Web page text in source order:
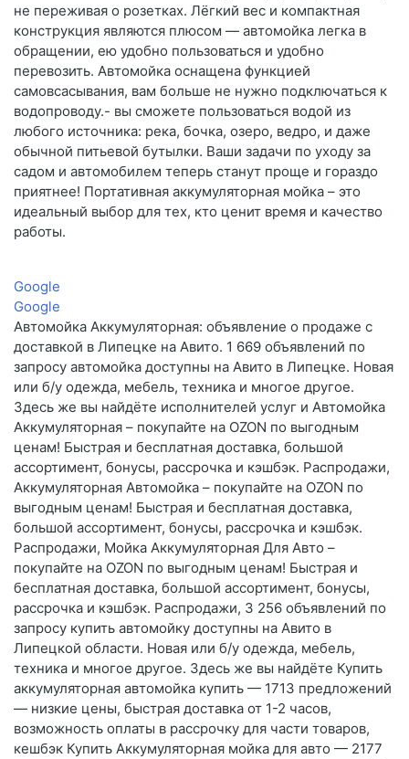
не переживая о розетках. Лёгкий вес и компактная
конструкция являются плюсом — автомойка легка в
обращении, ею удобно пользоваться и удобно
перевозить. Автомойка оснащена функцией
самовсасывания, вам больше не нужно подключаться к
водопроводу.- вы сможете пользоваться водой из
любого источника: река, бочка, озеро, ведро, и даже
обычной питьевой бутылки. Ваши задачи по уходу за
садом и автомобилем теперь станут проще и гораздо
приятнее! Портативная аккумуляторная мойка – это
идеальный выбор для тех, кто ценит время и качество
работы.
Google
Google
Автомойка Аккумуляторная: объявление о продаже с
доставкой в Липецке на Авито. 1 669 объявлений по
запросу автомойка доступны на Авито в Липецке. Новая
или б/у одежда, мебель, техника и многое другое.
Здесь же вы найдёте исполнителей услуг и Автомойка
Аккумуляторная – покупайте на OZON по выгодным
ценам! Быстрая и бесплатная доставка, большой
ассортимент, бонусы, рассрочка и кэшбэк. Распродажи,
Аккумуляторная Автомойка – покупайте на OZON по
выгодным ценам! Быстрая и бесплатная доставка,
большой ассортимент, бонусы, рассрочка и кэшбэк.
Распродажи, Мойка Аккумуляторная Для Авто –
покупайте на OZON по выгодным ценам! Быстрая и
бесплатная доставка, большой ассортимент, бонусы,
рассрочка и кэшбэк. Распродажи, 3 256 объявлений по
запросу купить автомойку доступны на Авито в
Липецкой области. Новая или б/у одежда, мебель,
техника и многое другое. Здесь же вы найдёте Купить
аккумуляторная автомойка купить — 1713 предложений
— низкие цены, быстрая доставка от 1-2 часов,
возможность оплаты в рассрочку для части товаров,
кешбэк Купить Аккумуляторная мойка для авто — 2177